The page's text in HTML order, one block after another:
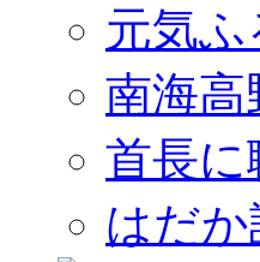
元気
南海高
首長に
はだか